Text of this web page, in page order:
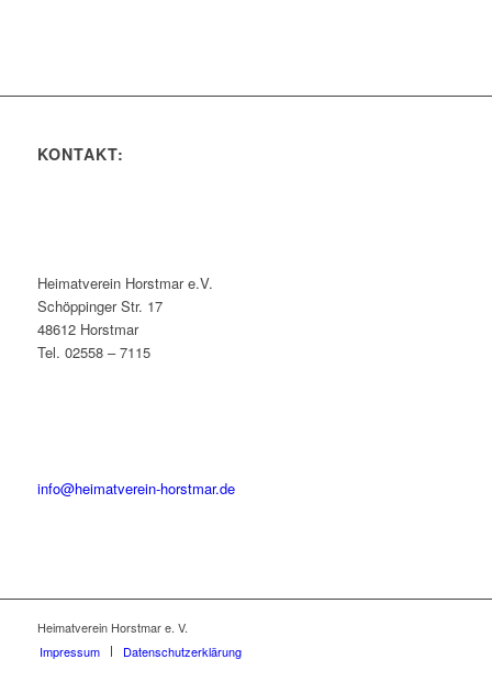
KONTAKT:
Heimatverein Horstmar e.V.
Schöppinger Str. 17
48612 Horstmar
Tel. 02558 – 7115
info@heimatverein-horstmar.de
Heimatverein Horstmar e. V.
Impressum
Datenschutzerklärung